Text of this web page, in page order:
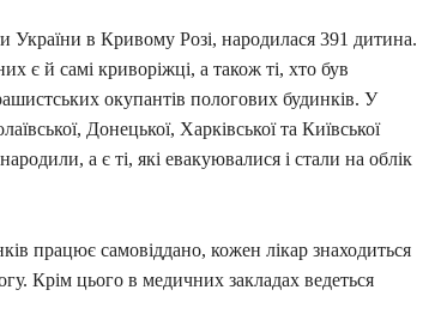
України в Кривому Розі, народилася 391 дитина.
є й самі криворіжці, а також ті, хто був
окупантів пологових будинків. У
Донецької, Харківської та Київської
а є ті, які евакуювалися і стали на облік
працює самовіддано, кожен лікар знаходиться
Крім цього в медичних закладах ведеться